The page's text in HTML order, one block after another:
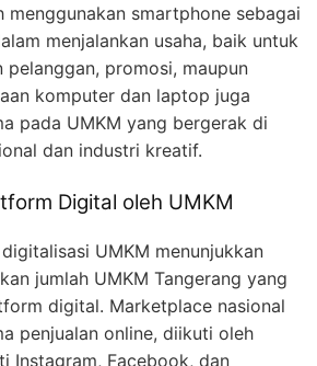
menggunakan smartphone sebagai
menjalankan usaha, baik untuk
pelanggan, promosi, maupun
komputer dan laptop juga
pada UMKM yang bergerak di
dan industri kreatif.
Digital oleh UMKM
UMKM menunjukkan
jumlah UMKM Tangerang yang
digital. Marketplace nasional
penjualan online, diikuti oleh
Instagram, Facebook, dan